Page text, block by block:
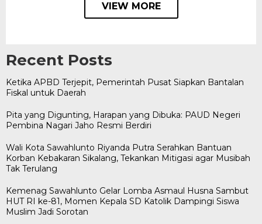
VIEW MORE
Recent Posts
Ketika APBD Terjepit, Pemerintah Pusat Siapkan Bantalan
Fiskal untuk Daerah
Pita yang Digunting, Harapan yang Dibuka: PAUD Negeri
Pembina Nagari Jaho Resmi Berdiri
Wali Kota Sawahlunto Riyanda Putra Serahkan Bantuan
Korban Kebakaran Sikalang, Tekankan Mitigasi agar Musibah
Tak Terulang
Kemenag Sawahlunto Gelar Lomba Asmaul Husna Sambut
HUT RI ke-81, Momen Kepala SD Katolik Dampingi Siswa
Muslim Jadi Sorotan